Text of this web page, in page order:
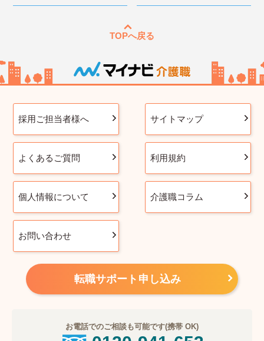
TOPへ戻る
採用ご担当者様へ サイトマップ
よくあるご質問 利用規約
個人情報について 介護職コラム
お問い合わせ
転職サポート申し込み
お電話でのご相談も可能です(携帯 OK)